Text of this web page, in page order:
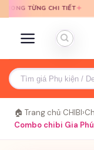
qua
qua
CHI TIẾT✦ 🎂 8+
Tìm
kiếm:
🏠 Trang chủ CHIBI›
Combo chibi Gia